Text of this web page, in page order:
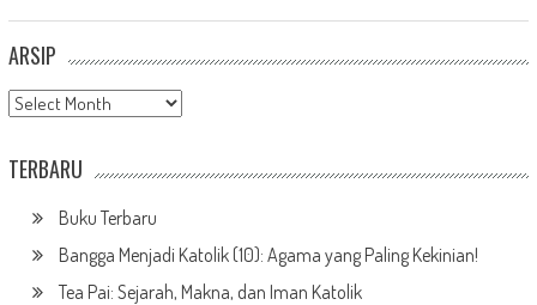
ARSIP
Arsip
TERBARU
Buku Terbaru
Bangga Menjadi Katolik (10): Agama yang Paling Kekinian!
Tea Pai: Sejarah, Makna, dan Iman Katolik